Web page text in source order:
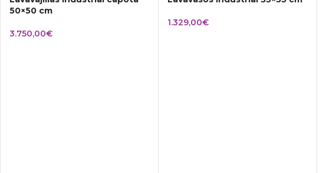
50×50 cm
3.750,00€
1.329,00€